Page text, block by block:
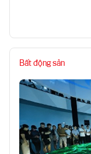
Bất động sản